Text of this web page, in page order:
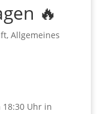
🔥
, Allgemeines
Uhr in